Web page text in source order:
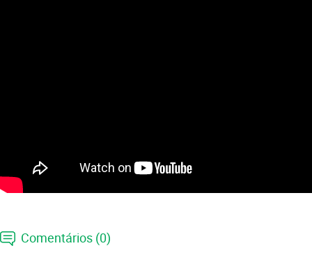
Comentários (0)